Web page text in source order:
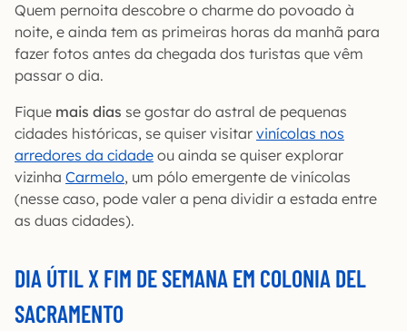
Quem pernoita descobre o charme do povoado à
noite, e ainda tem as primeiras horas da manhã para
fazer fotos antes da chegada dos turistas que vêm
passar o dia.
Fique mais dias se gostar do astral de pequenas
cidades históricas, se quiser visitar vinícolas nos
arredores da cidade ou ainda se quiser explorar
vizinha Carmelo, um pólo emergente de vinícolas
(nesse caso, pode valer a pena dividir a estada entre
as duas cidades).
DIA ÚTIL X FIM DE SEMANA EM COLONIA DEL
SACRAMENTO